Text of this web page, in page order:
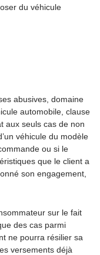
du véhicule
abusives, domaine
automobile, clause
aux seuls cas de non
véhicule du modèle
ou si le
que le client a
son engagement,
sur le fait
des cas parmi
ne pourra résilier sa
versements déjà